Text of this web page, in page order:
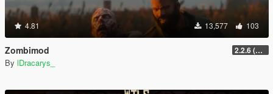
4.81 13,577 103
Zombimod 2.2.6 (Legacy)
By lDracarys_